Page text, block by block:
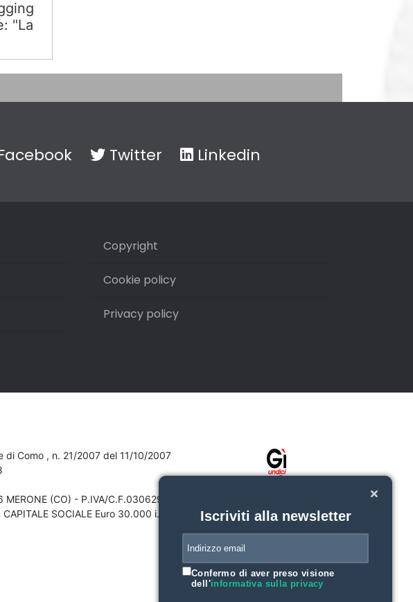
"La
Twitter Linkedin
Copyright
Cookie policy
Privacy policy
Como , n. 21/2007 del 11/10/2007
(CO) - P.IVA/C.F.03062910132
SOCIALE Euro 30.000 i.v.
Iscriviti alla newsletter
Confermo di aver preso visione
dell'informativa sulla privacy